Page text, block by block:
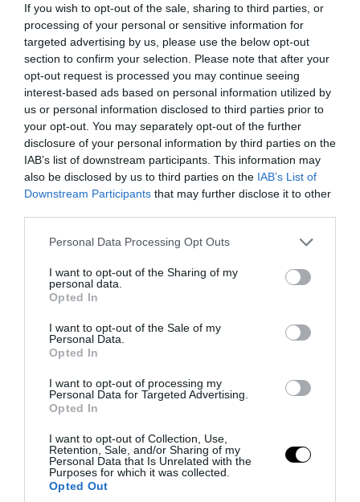
If you wish to opt-out of the sale, sharing to third parties, or
processing of your personal or sensitive information for
targeted advertising by us, please use the below opt-out
section to confirm your selection. Please note that after your
opt-out request is processed you may continue seeing
interest-based ads based on personal information utilized by
us or personal information disclosed to third parties prior to
your opt-out. You may separately opt-out of the further
disclosure of your personal information by third parties on the
IAB’s list of downstream participants. This information may
also be disclosed by us to third parties on the IAB’s List of
Downstream Participants that may further disclose it to other
Please note that this website/app uses one or more Google
not limited to your visit or usage behaviour. You may click to
grant or deny consent to Google and its third-party tags to
use your data for below specified purposes in below Google
consent section.
Personal Data Processing Opt Outs
I want to opt-out of the Sharing of my
personal data.
Opted In
I want to opt-out of the Sale of my
Personal Data.
Opted In
I want to opt-out of processing my
Personal Data for Targeted Advertising.
Opted In
I want to opt-out of Collection, Use,
Retention, Sale, and/or Sharing of my
Personal Data that Is Unrelated with the
Purposes for which it was collected.
Opted Out
Πάστρας
06.08.2026 | 10:07
PRONEWS.GR /ΕΣΩΤΕΡΙΚΗ ΑΣΦΑΛΕΙΑ
Μύκονος: Χειροπέδες σε αστυνομικό για
επικίνδυνη οδήγηση – Χρησιμοποίησε
φάρο και σειρήνα για προσπεράσεις
06.08.2026 | 08:49